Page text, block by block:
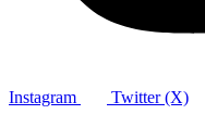
Instagram Twitter (X)